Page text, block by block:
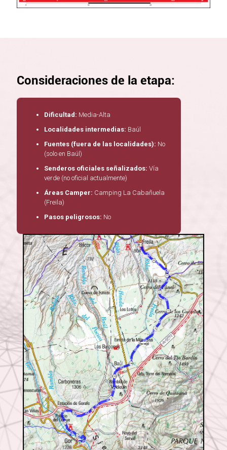
Consideraciones de la etapa:
Dificultad: Media-Alta
Localidades intermedias: Baúl
Fuentes (fuera de las localidades): No
(solo en Baúl)
Senderos oficiales señalizados: Vía
verde (no oficial actualmente)
Áreas Camper: Camping La Cabañuela
(Freila)
Pasos peligrosos: No